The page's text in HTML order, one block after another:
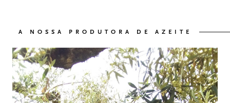
03 OS NOSSOS VINHOS
A NOSSA PRODUTORA DE AZEITE